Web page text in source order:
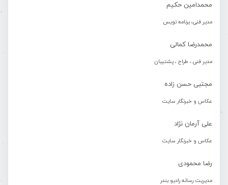
محمدامین حکیم
مدیر فنی، برنامه نویس
محمدرضا کمالی
مدیر فنی ، طراح ، پشتیبان
مجتبی حسن زاده
عکاس و خبرنگار سایت
علی آرمان نژاد
عکاس و خبرنگار سایت
رضا محمودی
مدیریت رسانه رادیو بندر